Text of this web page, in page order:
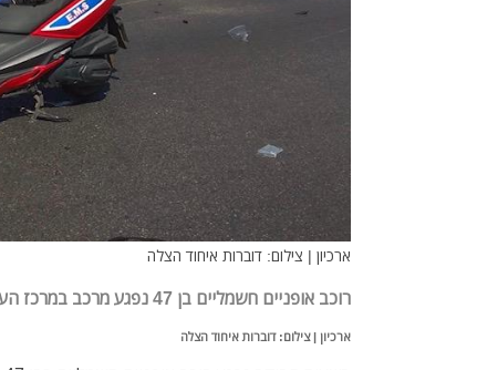
ארכיון | צילום: דוברות איחוד הצלה
רוכב אופניים חשמליים בן 47 נפגע מרכב במרכז העיר נתניה. מצבו בינוני
ארכיון | צילום: דוברות איחוד הצלה